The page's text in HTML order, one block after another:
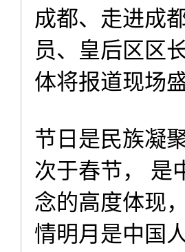
成都、走进成
员、皇后区区
体将报道现场盛
节日是民族凝
次于春节， 是
念的高度体现
情明月是中国